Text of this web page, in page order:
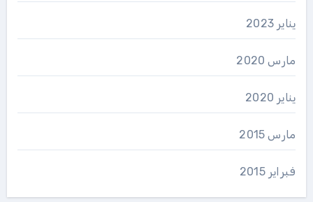
يناير 2023
مارس 2020
يناير 2020
مارس 2015
فبراير 2015